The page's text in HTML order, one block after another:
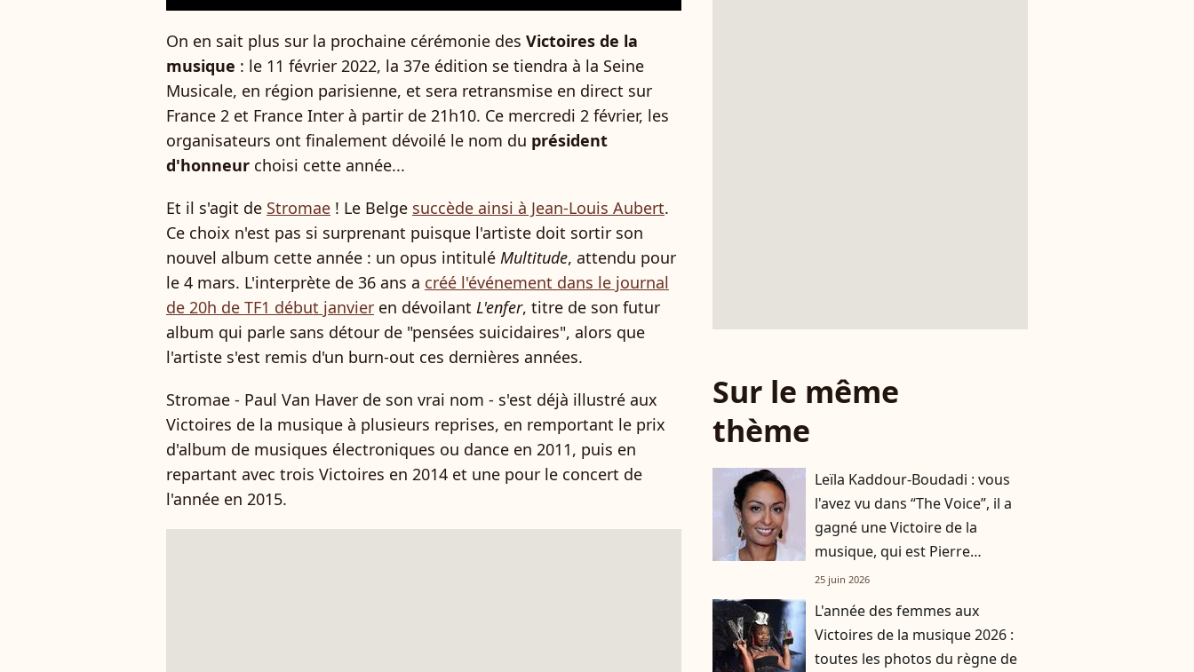
On en sait plus sur la prochaine cérémonie des Victoires de la
musique : le 11 février 2022, la 37e édition se tiendra à la Seine
Musicale, en région parisienne, et sera retransmise en direct sur
France 2 et France Inter à partir de 21h10. Ce mercredi 2 février, les
organisateurs ont finalement dévoilé le nom du président
d'honneur choisi cette année...
Et il s'agit de Stromae ! Le Belge succède ainsi à Jean-Louis Aubert.
Ce choix n'est pas si surprenant puisque l'artiste doit sortir son
nouvel album cette année : un opus intitulé Multitude, attendu pour
le 4 mars. L'interprète de 36 ans a créé l'événement dans le journal
de 20h de TF1 début janvier en dévoilant L'enfer, titre de son futur
album qui parle sans détour de "pensées suicidaires", alors que
l'artiste s'est remis d'un burn-out ces dernières années.
Stromae - Paul Van Haver de son vrai nom - s'est déjà illustré aux
Victoires de la musique à plusieurs reprises, en remportant le prix
d'album de musiques électroniques ou dance en 2011, puis en
repartant avec trois Victoires en 2014 et une pour le concert de
l'année en 2015.
Sur le même
thème
Leïla Kaddour-Boudadi : vous
l'avez vu dans “The Voice”, il a
gagné une Victoire de la
musique, qui est Pierre
Guénard, le père de sa fille ?
25 juin 2026
L'année des femmes aux
Victoires de la musique 2026 :
toutes les photos du règne de